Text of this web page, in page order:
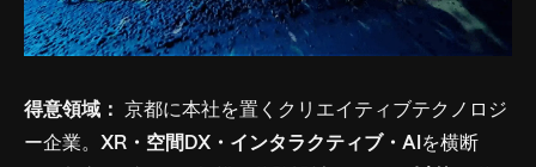
得意領域：
京都に本社を置くクリエイティブテクノロジ
ー企業。 XR・空間DX・インタラクティブ・AI を横断